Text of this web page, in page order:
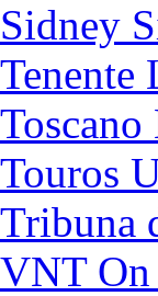
Sidney
Tenente
Toscano
Touros
Tribuna
VNT